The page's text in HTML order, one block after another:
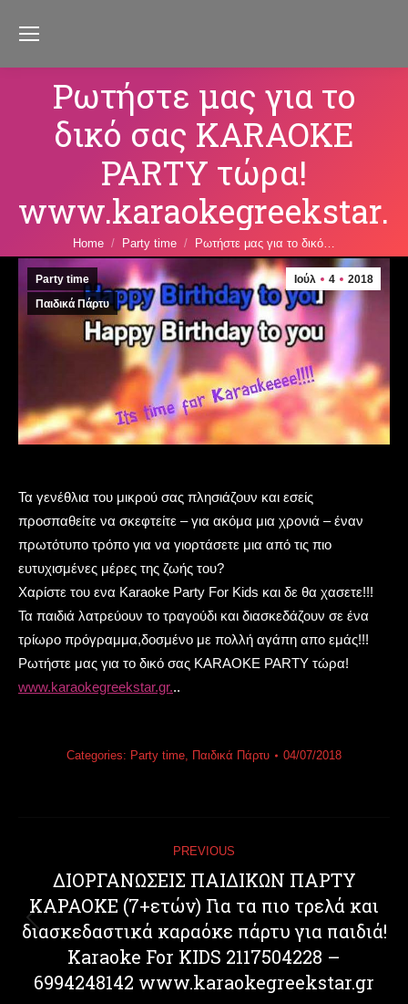
Ρωτήστε μας για το
δικό σας KARAOKE
PARTY τώρα!
You are here:
Home Party time Ρωτήστε μας για το δικό…
Ιούλ 4 2018
Party time
Παιδικά Πάρτυ
Τα γενέθλια του μικρού σας πλησιάζουν και εσείς
προσπαθείτε να σκεφτείτε – για ακόμα μια χρονιά – έναν
πρωτότυπο τρόπο για να γιορτάσετε μια από τις πιο
ευτυχισμένες μέρες της ζωής του?
Χαρίστε του ενα Karaoke Party For Kids και δε θα χασετε!!!
Τα παιδιά λατρεύουν το τραγούδι και διασκεδάζουν σε ένα
τρίωρο πρόγραμμα,δοσμένο με πολλή αγάπη απο εμάς!!!
Ρωτήστε μας για το δικό σας KARAOKE PARTY τώρα!
www.karaokegreekstar.gr...
Categories: Party time Παιδικά Πάρτυ 04/07/2018
navigation
PREVIOUS
Previous
post:
ΔΙΟΡΓΑΝΩΣΕΙΣ ΠΑΙΔΙΚΩΝ ΠΑΡΤΥ
ΚΑΡΑΟΚE (7+ετών) Για τα πιο τρελά και
διασκεδαστικά καραόκε πάρτυ για παιδιά!
Karaoke For KIDS 2117504228 –
6994248142 www.karaokegreekstar.gr